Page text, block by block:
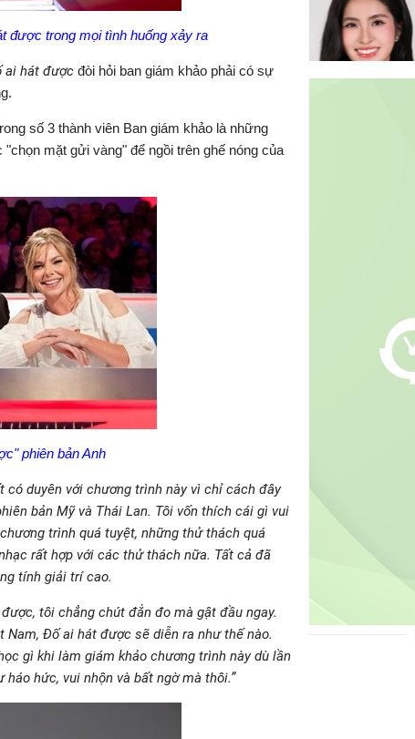
được trong mọi tình huống xảy ra
ai hát được đòi hỏi ban giám khảo phải có sự
số 3 thành viên Ban giám khảo là những
mặt gửi vàng" để ngồi trên ghế nóng của
phiên bản Anh
có duyên với chương trình này vì chỉ cách đây
bản Mỹ và Thái Lan. Tôi vốn thích cái gì vui
trình quá tuyệt, những thử thách quá
rất hợp với các thử thách nữa. Tất cả đã
tính giải trí cao.
tôi chẳng chút đắn đo mà gật đầu ngay.
Đố ai hát được sẽ diễn ra như thế nào.
gì khi làm giám khảo chương trình này dù lần
hức, vui nhộn và bất ngờ mà thôi.”